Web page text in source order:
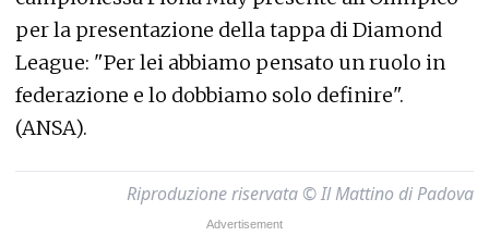
per la presentazione della tappa di Diamond
League: "Per lei abbiamo pensato un ruolo in
federazione e lo dobbiamo solo definire".
(ANSA).
Riproduzione riservata © Il Mattino di Padova